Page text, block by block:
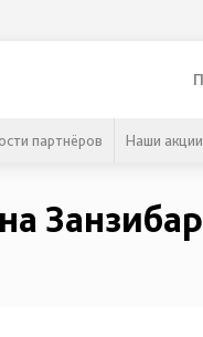
партнёров Наши акции